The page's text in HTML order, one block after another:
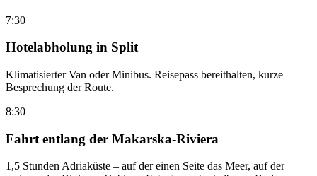
7:30
Hotelabholung in Split
Klimatisierter Van oder Minibus. Reisepass bereithalten, kurze
Besprechung der Route.
8:30
Fahrt entlang der Makarska-Riviera
1,5 Stunden Adriaküste – auf der einen Seite das Meer, auf der